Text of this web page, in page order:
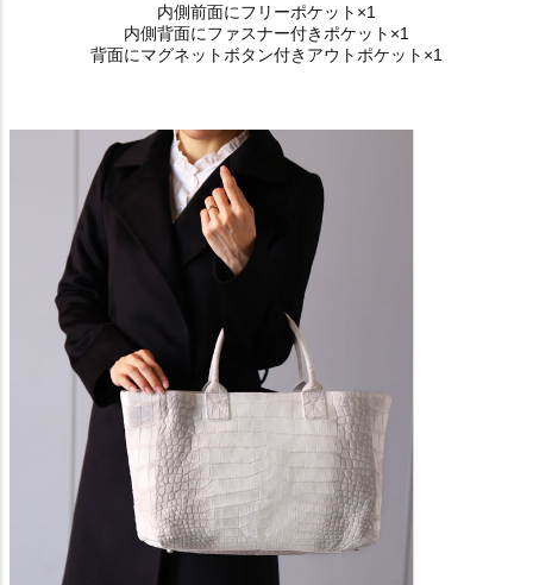
内側前面にフリーポケット×1
内側背面にファスナー付きポケット×1
背面にマグネットボタン付きアウトポケット×1